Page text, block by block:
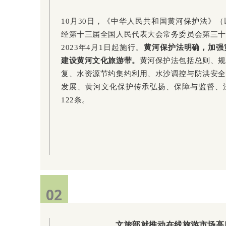
10月30日，《中华人民共和国黄河保护法》
经第十三届全国人民代表大会常务委员会第三
2023年4月1日起施行。 黄河保护法明确，加
建设黄河文化旅游带。 黄河保护法包括总则、
复、水资源节约集约利用、水沙调控与防洪安
发展、黄河文化保护传承弘扬、保障与监督
122条。
02